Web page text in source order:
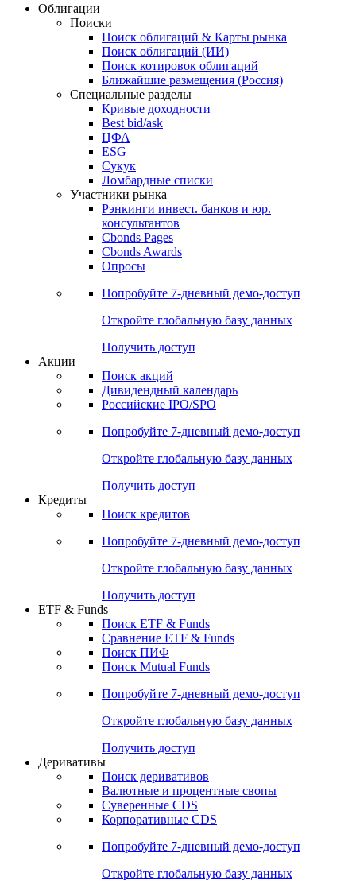
Облигации
Поиски
Поиск облигаций & Карты рынка
Поиск облигаций (ИИ)
Поиск котировок облигаций
Ближайшие размещения (Россия)
Специальные разделы
Кривые доходности
Best bid/ask
ЦФА
ESG
Сукук
Ломбардные списки
Участники рынка
Рэнкинги инвест. банков и юр.
консультантов
Cbonds Pages
Cbonds Awards
Опросы
Попробуйте 7-дневный демо-доступ
Откройте глобальную базу данных
Получить доступ
Акции
Поиск акций
Дивидендный календарь
Российские IPO/SPO
Попробуйте 7-дневный демо-доступ
Откройте глобальную базу данных
Получить доступ
Кредиты
Поиск кредитов
Попробуйте 7-дневный демо-доступ
Откройте глобальную базу данных
Получить доступ
ETF & Funds
Поиск ETF & Funds
Сравнение ETF & Funds
Поиск ПИФ
Поиск Mutual Funds
Попробуйте 7-дневный демо-доступ
Откройте глобальную базу данных
Получить доступ
Деривативы
Поиск деривативов
Валютные и процентные свопы
Суверенные CDS
Корпоративные CDS
Попробуйте 7-дневный демо-доступ
Откройте глобальную базу данных